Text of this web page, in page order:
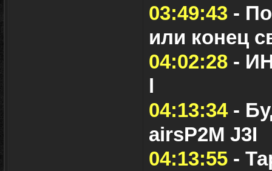
03:49:43 -
или конец
04:02:28 -
l
04:13:34-
airsP2M J3I
04:13:55 -